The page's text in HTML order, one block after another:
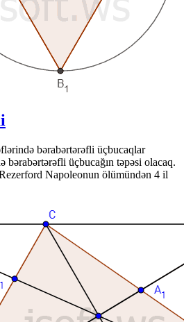
bərabərtərəfli üçbucaqlar
bərabərtərəfli üçbucağın təpəsi olacaq.
Napoleonun ölümündən 4 il